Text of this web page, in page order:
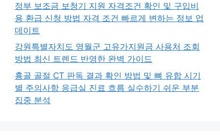
정부 보조금 보청기 지원 자격조건 확인 및 구입비
용 환급 신청 방법 자격 조건 빠르게 변하는 정보 업
데이트
강원특별자치도 영월군 고유가지원금 사용처 조회
방법 최신 트렌드 반영한 완벽 가이드
흉골 골절 CT 판독 결과 확인 방법 및 뼈 유합 시기
별 주의사항 응급실 진료 흐름 실수하기 쉬운 부분
집중 분석